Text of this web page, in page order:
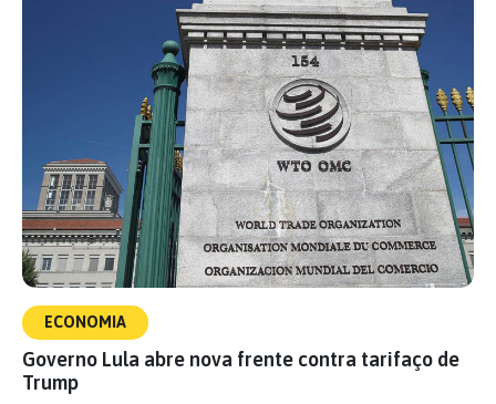
ECONOMIA
Governo Lula abre nova frente contra tarifaço de
Trump